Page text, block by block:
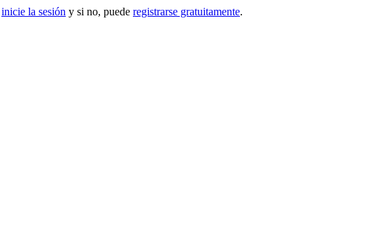
inicie la sesión y si no, puede registrarse gratuitamente.